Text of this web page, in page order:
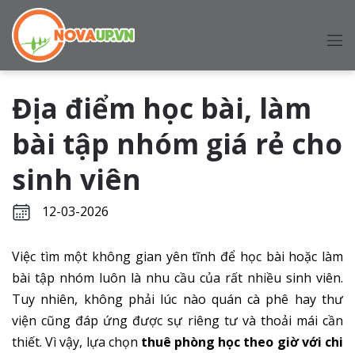
Địa điểm học bài, làm
bài tập nhóm giá rẻ cho
sinh viên
12-03-2026
Việc tìm một không gian yên tĩnh để học bài hoặc làm
bài tập nhóm luôn là nhu cầu của rất nhiều sinh viên.
Tuy nhiên, không phải lúc nào quán cà phê hay thư
viện cũng đáp ứng được sự riêng tư và thoải mái cần
thiết. Vì vậy, lựa chọn thuê phòng học theo giờ với chi